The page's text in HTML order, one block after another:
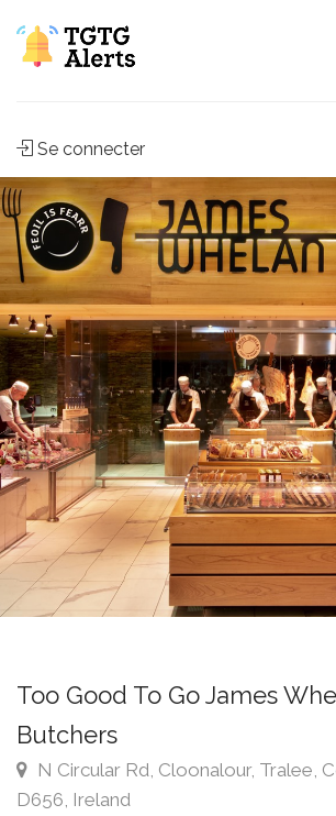
Se connecter
Too Good To Go James
Butchers
N Circular Rd, Cloonalour, Tralee,
D656, Ireland